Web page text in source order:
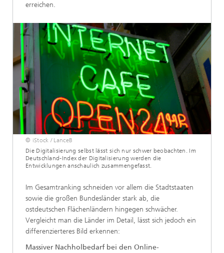
erreichen.
© iStock / LanceB
Die Digitalisierung selbst lässt sich nur schwer beobachten. Im
Deutschland-Index der Digitalisierung werden die
Entwicklungen anschaulich zusammengefasst.
Im Gesamtranking schneiden vor allem die Stadtstaaten
sowie die großen Bundesländer stark ab, die
ostdeutschen Flächenländern hingegen schwächer.
Vergleicht man die Länder im Detail, lässt sich jedoch ein
differenzierteres Bild erkennen:
Massiver Nachholbedarf bei den Online-